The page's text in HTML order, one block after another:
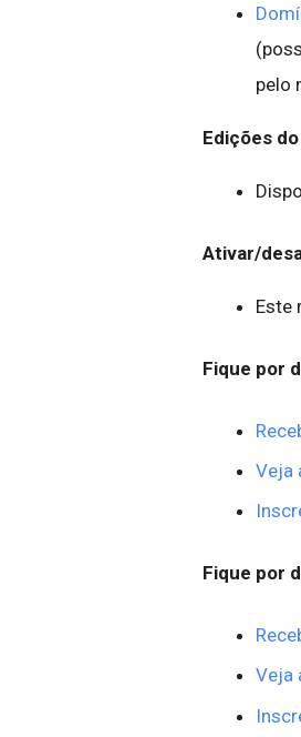
pelo
Edições
Ativar/
Este
Fique por
Veja
Fique por
Veja